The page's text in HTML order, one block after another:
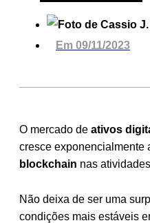
Em 09/11/2023
O mercado de ativos
cresce exponencialmente
blockchain nas
Não deixa de ser uma
condições mais estáveis